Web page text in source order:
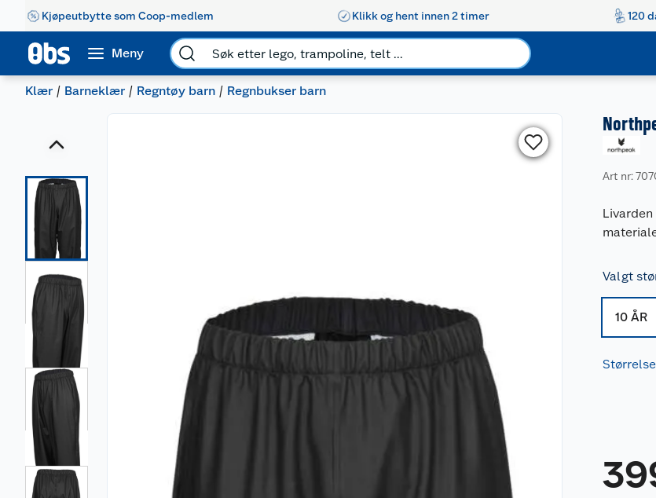
Kjøpeutbytte som Coop-medlem Klikk og hent innen 2 timer 120
Meny
Klær Barneklær Regntøy barn Regnbukser barn
Art nr:
Valgt
10 ÅR